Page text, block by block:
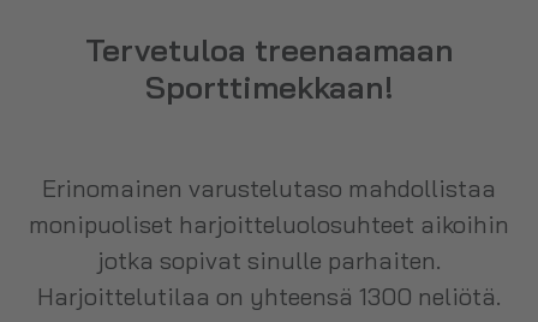
Tervetuloa treenaamaan
Sporttimekkaan!
Erinomainen varustelutaso mahdollistaa
monipuoliset harjoitteluolosuhteet aikoihin
jotka sopivat sinulle parhaiten.
Harjoittelutilaa on yhteensä 1300 neliötä.